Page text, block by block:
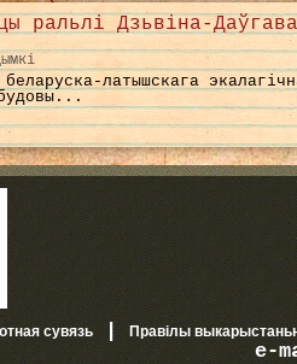
ральлі Дзьвіна-
беларуска-латышскага
сувязь|Правілы
e-